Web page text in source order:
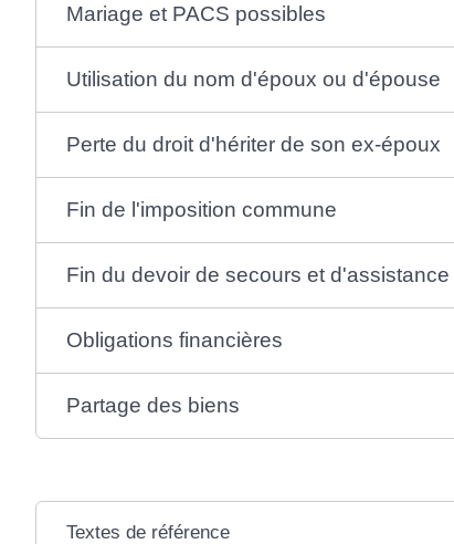
Mariage et PACS possibles
Utilisation du nom d'époux ou d'épouse
Perte du droit d'hériter de son ex-époux
Fin de l'imposition commune
Fin du devoir de secours et d'assistance
Obligations financières
Partage des biens
Textes de référence